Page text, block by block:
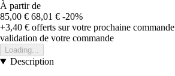
À partir de
85,00 € 68,01 € -20%
+3,40 € offerts sur votre prochaine commande
validation de votre commande
Loading...
Description